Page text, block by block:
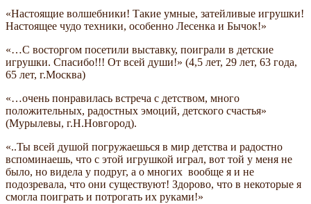
«Настоящие волшебники! Такие умные, затейливые игрушки!
Настоящее чудо техники, особенно Лесенка и Бычок!»
«…С восторгом посетили выставку, поиграли в детские
игрушки. Спасибо!!! От всей души!» (4,5 лет, 29 лет, 63 года,
65 лет, г.Москва)
«…очень понравилась встреча с детством, много
положительных, радостных эмоций, детского счастья»
(Мурылевы, г.Н.Новгород).
«..Ты всей душой погружаешься в мир детства и радостно
вспоминаешь, что с этой игрушкой играл, вот той у меня не
было, но видела у подруг, а о многих вообще я и не
подозревала, что они существуют! Здорово, что в некоторые я
смогла поиграть и потрогать их руками!»